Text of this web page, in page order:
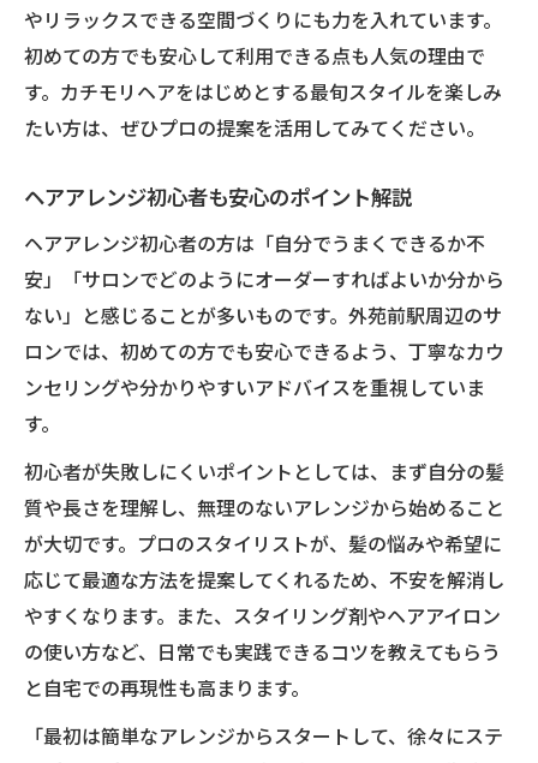
やリラックスできる空間づくりにも力を入れています。
初めての方でも安心して利用できる点も人気の理由で
す。カチモリヘアをはじめとする最旬スタイルを楽しみ
たい方は、ぜひプロの提案を活用してみてください。
ヘアアレンジ初心者も安心のポイント解説
ヘアアレンジ初心者の方は「自分でうまくできるか不
安」「サロンでどのようにオーダーすればよいか分から
ない」と感じることが多いものです。外苑前駅周辺のサ
ロンでは、初めての方でも安心できるよう、丁寧なカウ
ンセリングや分かりやすいアドバイスを重視していま
す。
初心者が失敗しにくいポイントとしては、まず自分の髪
質や長さを理解し、無理のないアレンジから始めること
が大切です。プロのスタイリストが、髪の悩みや希望に
応じて最適な方法を提案してくれるため、不安を解消し
やすくなります。また、スタイリング剤やヘアアイロン
の使い方など、日常でも実践できるコツを教えてもらう
と自宅での再現性も高まります。
「最初は簡単なアレンジからスタートして、徐々にステ